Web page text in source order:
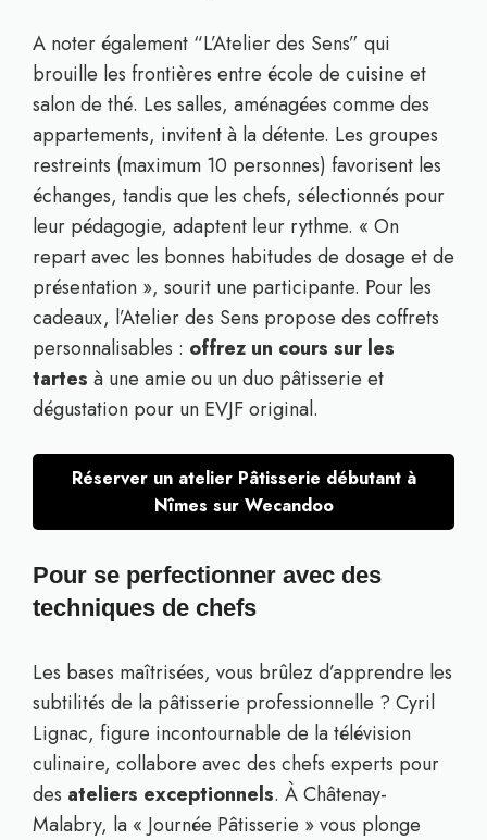
A noter également “L’Atelier des Sens” qui
brouille les frontières entre école de cuisine et
salon de thé. Les salles, aménagées comme des
appartements, invitent à la détente. Les groupes
restreints (maximum 10 personnes) favorisent les
échanges, tandis que les chefs, sélectionnés pour
leur pédagogie, adaptent leur rythme. « On
repart avec les bonnes habitudes de dosage et de
présentation », sourit une participante. Pour les
cadeaux, l’Atelier des Sens propose des coffrets
personnalisables : offrez un cours sur les
tartes à une amie ou un duo pâtisserie et
dégustation pour un EVJF original.
Réserver un atelier Pâtisserie débutant à
Nîmes sur Wecandoo
Pour se perfectionner avec des
techniques de chefs
Les bases maîtrisées, vous brûlez d’apprendre les
subtilités de la pâtisserie professionnelle ? Cyril
Lignac, figure incontournable de la télévision
culinaire, collabore avec des chefs experts pour
des ateliers exceptionnels. À Châtenay-
Malabry, la « Journée Pâtisserie » vous plonge